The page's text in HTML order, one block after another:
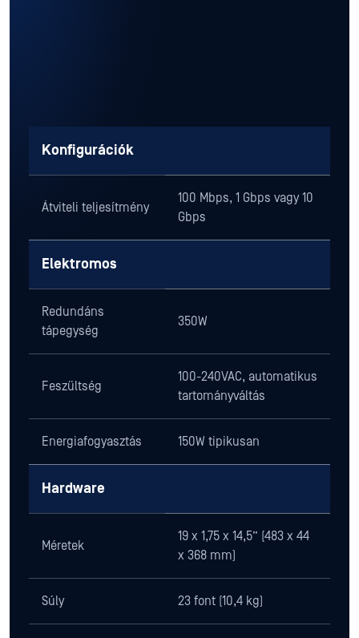
Konfigurációk
Átviteli teljesítmény
100 Mbps, 1 Gbps vagy 10
Gbps
Elektromos
Redundáns
tápegység
350W
Feszültség
100-240VAC, automatikus
tartományváltás
Energiafogyasztás 150W tipikusan
Hardware
Méretek
19 x 1,75 x 14,5” (483 x 44
x 368 mm)
Súly 23 font (10,4 kg)